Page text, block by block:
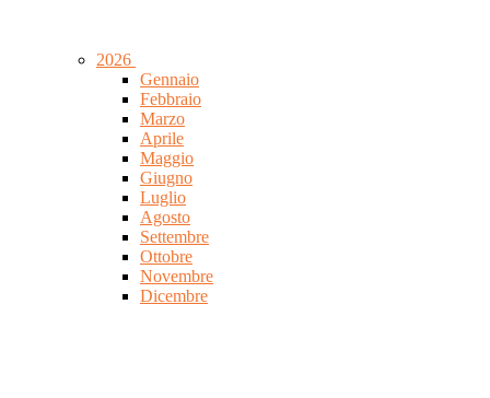
2026
Gennaio
Febbraio
Marzo
Aprile
Maggio
Giugno
Luglio
Agosto
Settembre
Ottobre
Novembre
Dicembre